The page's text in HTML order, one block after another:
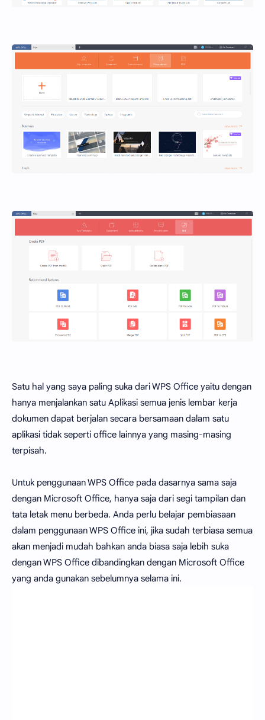
Satu hal yang saya paling suka dari WPS Office yaitu dengan
hanya menjalankan satu Aplikasi semua jenis lembar kerja
dokumen dapat berjalan secara bersamaan dalam satu
aplikasi tidak seperti office lainnya yang masing-masing
terpisah.
Untuk penggunaan WPS Office pada dasarnya sama saja
dengan Microsoft Office, hanya saja dari segi tampilan dan
tata letak menu berbeda. Anda perlu belajar pembiasaan
dalam penggunaan WPS Office ini, jika sudah terbiasa semua
akan menjadi mudah bahkan anda biasa saja lebih suka
dengan WPS Office dibandingkan dengan Microsoft Office
yang anda gunakan sebelumnya selama ini.